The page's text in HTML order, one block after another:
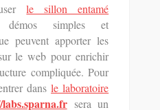
le sillon entamé
simples et
peuvent apporter les
le web pour enrichir
compliquée. Pour
dansle laboratoire
sera un